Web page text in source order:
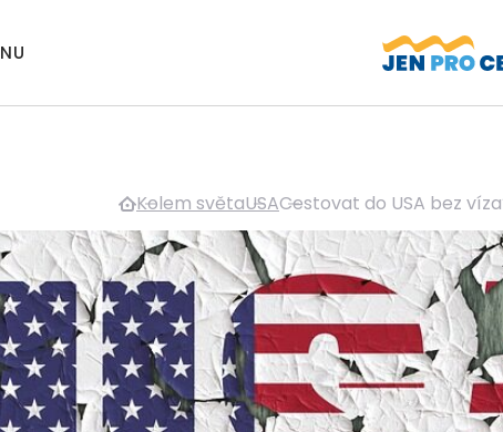
Kolem světaUSACestovat do USA bez